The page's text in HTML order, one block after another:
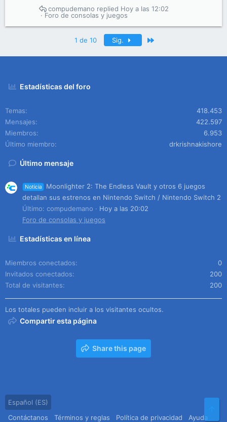
Foro de consolas y juegos
Hoy a las 12:02
compudemano
1 de 10 Sig.
Estadísticas del foro
Temas
418.453
Mensajes
422.597
Miembros
6.953
Último miembro
drkrishnakishore
Último mensaje
Noticia
Moonlighter 2: The Endless Vault y otros 6 juegos
detallan sus estrenos en Nintendo Switch / Nintendo Switch 2
Último: compudemano
Hoy a las 20:02
Foro de consolas y juegos
Estadísticas en línea
Miembros conectados
0
Invitados conectados
200
Total de visitantes
200
Los totales pueden incluir a los visitantes ocultos.
Compartir esta página
Share this page
Español (ES)
Contáctanos
Términos y reglas Política de privacidad Ayuda